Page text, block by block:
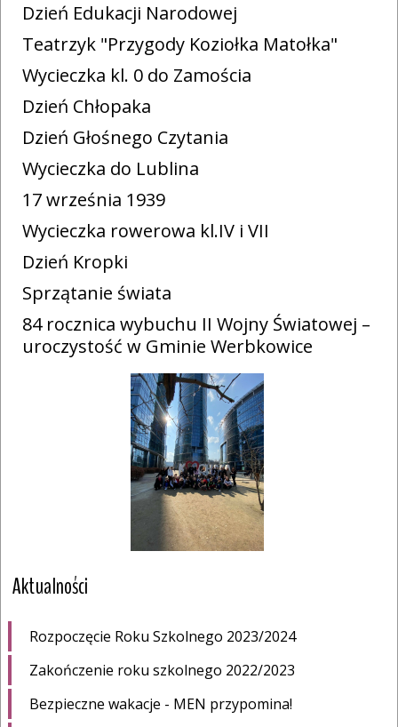
Dzień Edukacji Narodowej
Teatrzyk "Przygody Koziołka Matołka"
Wycieczka kl. 0 do Zamościa
Dzień Chłopaka
Dzień Głośnego Czytania
Wycieczka do Lublina
17 września 1939
Wycieczka rowerowa kl.IV i VII
Dzień Kropki
Sprzątanie świata
84 rocznica wybuchu II Wojny Światowej –
uroczystość w Gminie Werbkowice
Aktualności
Rozpoczęcie Roku Szkolnego 2023/2024
Zakończenie roku szkolnego 2022/2023
Bezpieczne wakacje - MEN przypomina!